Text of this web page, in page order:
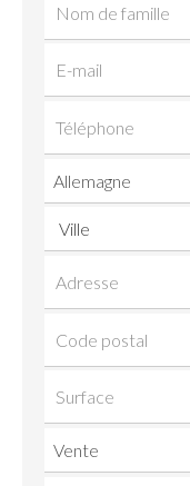
Allemagne
Ville
Vente